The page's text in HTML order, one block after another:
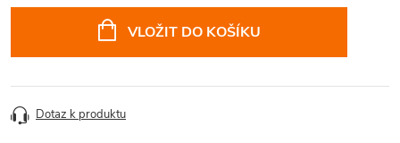
VLOŽIT DO KOŠÍKU
Dotaz k produktu